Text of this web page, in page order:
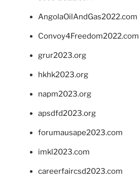
AngolaOilAndGas2022.com
Convoy4Freedom2022.com
grur2023.org
hkhk2023.org
napm2023.org
apsdfd2023.org
forumausape2023.com
imkl2023.com
careerfaircsd2023.com